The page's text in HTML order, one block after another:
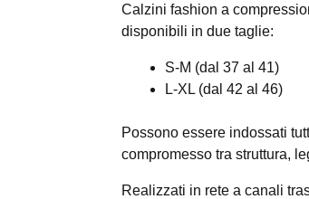
originale
era:
€19.99.
attuale
è:
€13.90.
Calzini fashion a
disponibili in due taglie:
S-M (dal 37 al 41)
L-XL (dal 42 al 46)
Possono essere indossati
compromesso tra struttura,
Realizzati in rete a canali